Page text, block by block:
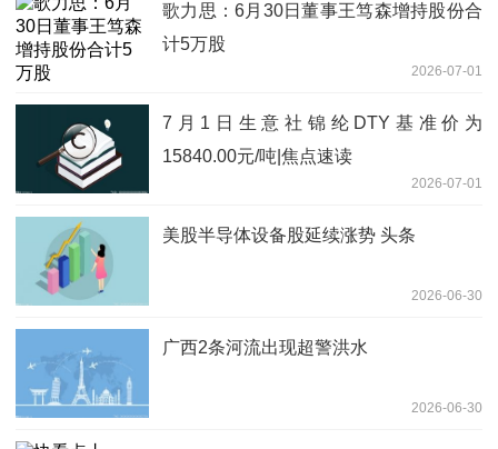
歌力思：6月30日董事王笃森增持股份合
计5万股
2026-07-01
7月1日生意社锦纶DTY基准价为
15840.00元/吨|焦点速读
2026-07-01
美股半导体设备股延续涨势 头条
2026-06-30
广西2条河流出现超警洪水
2026-06-30